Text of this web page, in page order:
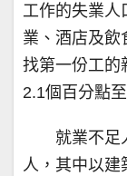
工作的失業人
業、酒店及飲
找第一份工的
2.1個百分點
就業不足
人，其中以建